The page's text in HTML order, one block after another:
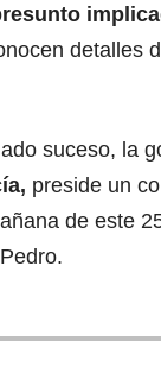
detalles
suceso, la
preside un
de este